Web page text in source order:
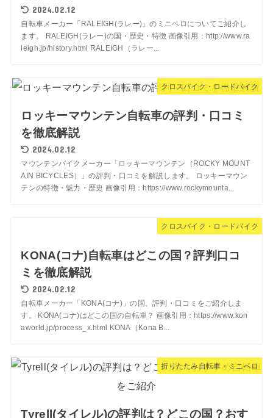
2024.02.12
自転車メーカー「RALEIGH(ラレー)」のミニベロについてご紹介し
ます。 RALEIGH(ラレー)の国・歴史・特徴 画像引用：http://www.ra
leigh.jp/history.html RALEIGH（ラレー...
クロスバイク・ロードバイク
ロッキーマウンテン自転車の評判・口コミ
を徹底解説
2024.02.12
マウンテンバイクメーカー「ロッキーマウンテン（ROCKY MOUNT
AIN BICYCLES）」の評判・口コミを解説します。 ロッキーマウン
テンの特徴・魅力・歴史 画像引用：https://www.rockymounta...
クロスバイク・ロードバイク
KONA(コナ)自転車はどこの国？評判口コ
ミを徹底解説
2024.02.12
自転車メーカー「KONA(コナ)」の国、評判・口コミをご紹介しま
す。 KONA(コナ)はどこの国の自転車？ 画像引用：https://www.kon
aworld.jp/process_x.html KONA（Kona B...
折りたたみ自転車・ミニベロ
Tyrell(タイレル)の評判は？どこの国？おす